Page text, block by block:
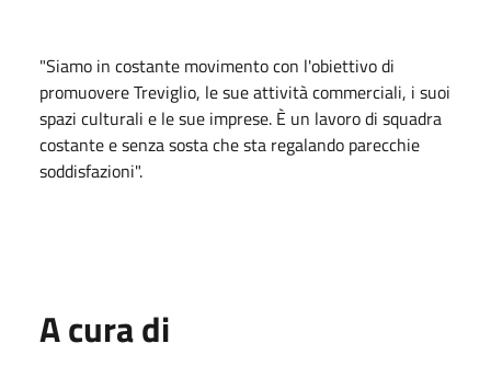
"Siamo in costante movimento con l'obiettivo di
promuovere Treviglio, le sue attività commerciali, i suoi
spazi culturali e le sue imprese. È un lavoro di squadra
costante e senza sosta che sta regalando parecchie
soddisfazioni".
A cura di